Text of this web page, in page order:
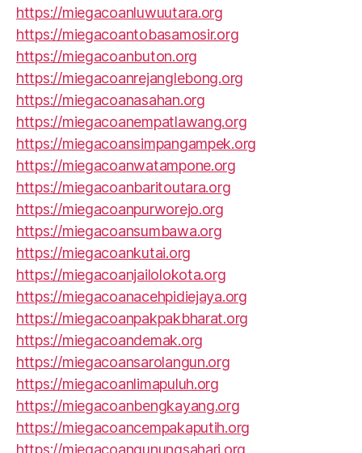
https://miegacoanluwuutara.org
https://miegacoantobasamosir.org
https://miegacoanbuton.org
https://miegacoanrejanglebong.org
https://miegacoanasahan.org
https://miegacoanempatlawang.org
https://miegacoansimpangampek.org
https://miegacoanwatampone.org
https://miegacoanbaritoutara.org
https://miegacoanpurworejo.org
https://miegacoansumbawa.org
https://miegacoankutai.org
https://miegacoanjailolokota.org
https://miegacoanacehpidiejaya.org
https://miegacoanpakpakbharat.org
https://miegacoandemak.org
https://miegacoansarolangun.org
https://miegacoanlimapuluh.org
https://miegacoanbengkayang.org
https://miegacoancempakaputih.org
https://miegacoangunungsahari.org